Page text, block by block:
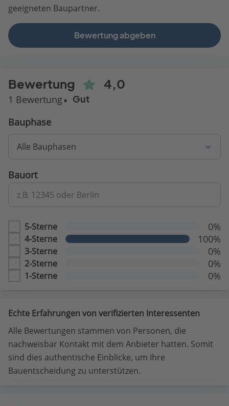
geeigneten Baupartner.
Bewertung abgeben
Bewertung 4,0
1 Bewertung Gut
Bauphase
Alle Bauphasen
Bauort
z.B. 12345 oder Berlin
5-Sterne 0%
4-Sterne 100%
3-Sterne 0%
2-Sterne 0%
1-Sterne 0%
Echte Erfahrungen von verifizierten Interessenten
Alle Bewertungen stammen von Personen, die
nachweisbar Kontakt mit dem Anbieter hatten. Somit
sind dies authentische Einblicke, um Ihre
Bauentscheidung zu unterstützen.